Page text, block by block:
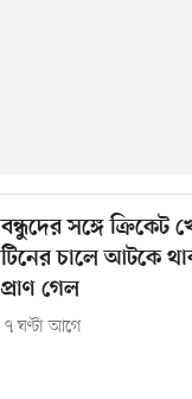
বন্ধুদের সঙ্গে ক্রিকেট
টিনের চালে আটকে
প্রাণ গেল
৭ ঘণ্টা আগে